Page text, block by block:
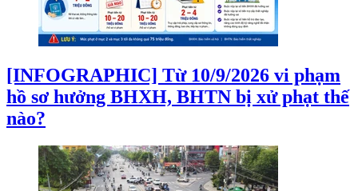
[INFOGRAPHIC] Từ 10/9/2026 vi phạm
hồ sơ hưởng BHXH, BHTN bị xử phạt thế
nào?